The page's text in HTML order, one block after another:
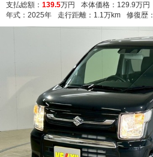
支払総額： 139.5万円 本体価格： 129.9万円
年式： 2025年 走行距離： 1.1万km 修復歴：